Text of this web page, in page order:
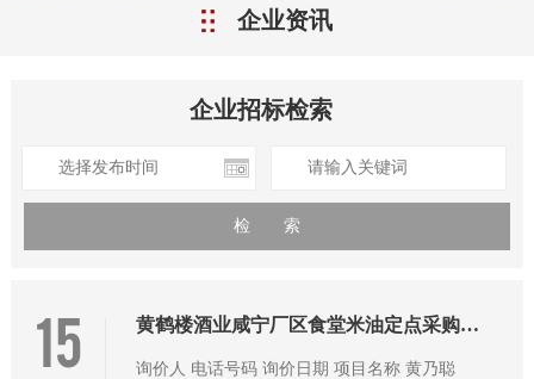
企业资讯
企业招标检索
15 黄鹤楼酒业咸宁厂区食堂米油定点采购项目
询价人 电话号码 询价日期 项目名称 黄乃聪